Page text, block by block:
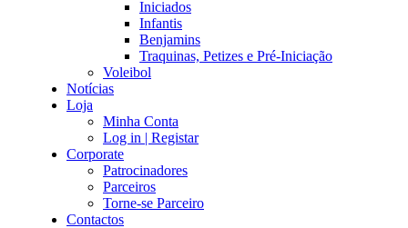
Iniciados
Infantis
Benjamins
Traquinas, Petizes e Pré-Iniciação
Voleibol
Notícias
Loja
Minha Conta
Log in | Registar
Corporate
Patrocinadores
Parceiros
Torne-se Parceiro
Contactos